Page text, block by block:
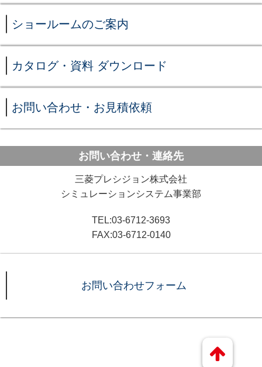
ショールームのご案内
カタログ・資料 ダウンロード
お問い合わせ・お見積依頼
お問い合わせ・連絡先
三菱プレシジョン株式会社
シミュレーションシステム事業部
TEL:03-6712-3693
FAX:03-6712-0140
お問い合わせフォーム